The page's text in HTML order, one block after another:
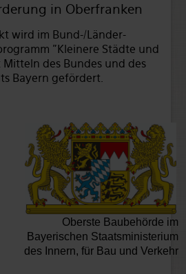
in Oberfranken
wird im Bund-/Länder-
"Kleinere Städte und
des Bundes und des
Bayern gefördert.
Oberste Baubehörde im
Bayerischen Staatsministerium
des Innern, für Bau und Verkehr